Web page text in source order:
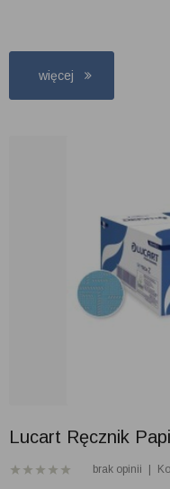
więcej
Lucart Ręcznik
brak opinii